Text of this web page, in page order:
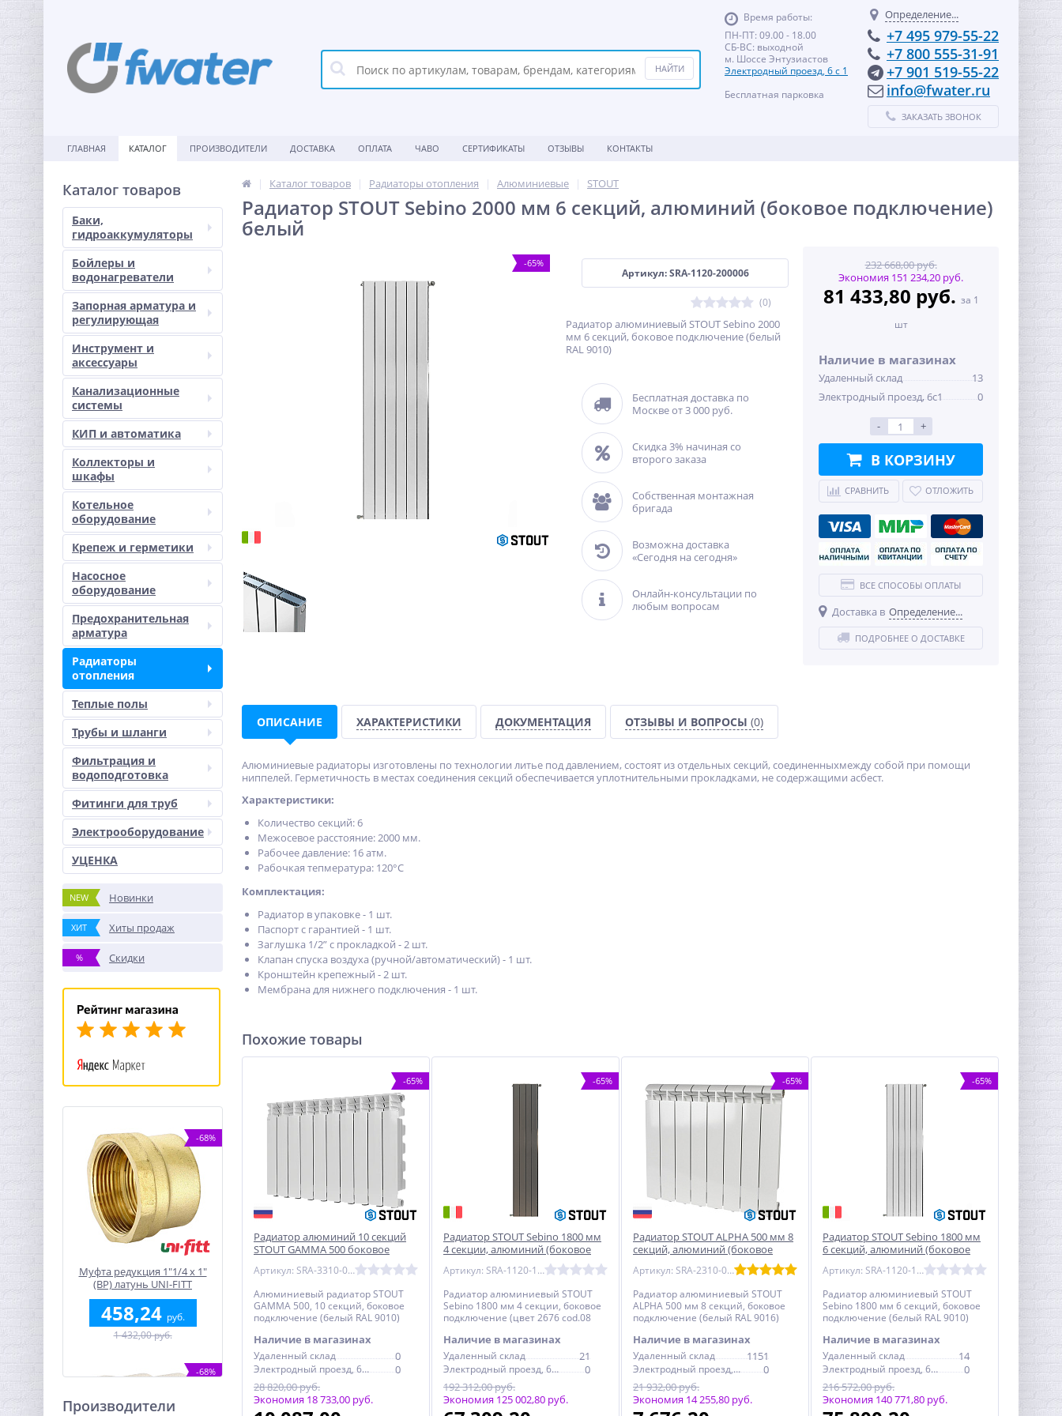
Время работы:
ПН-ПТ: 09.00 - 18.00
СБ-ВС: выходной
м. Шоссе Энтузиастов
Электродный проезд, 6 с 1
Бесплатная парковка
Определение...
+7 495 979-55-22
+7 800 555-31-91
+7 901 519-55-22
info@fwater.ru
ЗАКАЗАТЬ ЗВОНОК
ГЛАВНАЯ КАТАЛОГ ПРОИЗВОДИТЕЛИ ДОСТАВКА ОПЛАТА ЧАВО СЕРТИФИКАТЫ ОТЗЫВЫ КОНТАКТЫ
Каталог товаров
Баки,
гидроаккумуляторы
Бойлеры и
водонагреватели
Запорная арматура и
регулирующая
Инструмент и
аксессуары
Канализационные
системы
КИП и автоматика
Коллекторы и
шкафы
Котельное
оборудование
Крепеж и герметики
Насосное
оборудование
Предохранительная
арматура
Радиаторы
отопления
Теплые полы
Трубы и шланги
Фильтрация и
водоподготовка
Фитинги для труб
Электрооборудование
УЦЕНКА
NEW Новинки
ХИТ Хиты продаж
% Скидки
-68%
Муфта редукция 1"1/4 x 1"
(ВР) латунь UNI-FITT
458,24 руб.
1 432,00 руб.
-68%
Производители
Каталог товаров Радиаторы отопления Алюминиевые STOUT
Радиатор STOUT Sebino 2000 мм 6 секций, алюминий (боковое подключение)
белый
-65%
Артикул: SRA-1120-200006
(0)
Радиатор алюминиевый STOUT Sebino 2000
мм 6 секций, боковое подключение (белый
RAL 9010)
Бесплатная доставка по
Москве от 3 000 руб.
Скидка 3% начиная со
второго заказа
Собственная монтажная
бригада
Возможна доставка
«Сегодня на сегодня»
Онлайн-консультации по
любым вопросам
232 668,00 руб.
Экономия 151 234,20 руб.
81 433,80 руб. за 1
шт
Наличие в магазинах
Удаленный склад
13
Электродный проезд, 6с1
0
- +
В КОРЗИНУ
СРАВНИТЬ ОТЛОЖИТЬ
ВСЕ СПОСОБЫ ОПЛАТЫ
Доставка в Определение...
ПОДРОБНЕЕ О ДОСТАВКЕ
ОПИСАНИЕ ХАРАКТЕРИСТИКИ ДОКУМЕНТАЦИЯ ОТЗЫВЫ И ВОПРОСЫ (0)
Алюминиевые радиаторы изготовлены по технологии литье под давлением, состоят из отдельных секций, соединенныхмежду собой при помощи
ниппелей. Герметичность в местах соединения секций обеспечивается уплотнительными прокладками, не содержащими асбест.
Характеристики:
Количество секций: 6
Межосевое расстояние: 2000 мм.
Рабочее давление: 16 атм.
Рабочкая тепмература: 120°С
Комплектация:
Радиатор в упаковке - 1 шт.
Паспорт с гарантией - 1 шт.
Заглушка 1/2” с прокладкой - 2 шт.
Клапан спуска воздуха (ручной/автоматический) - 1 шт.
Кронштейн крепежный - 2 шт.
Мембрана для нижнего подключения - 1 шт.
Похожие товары
-65%
Радиатор алюминий 10 секций
STOUT GAMMA 500 боковое
подключение (белый RAL 9010)
Артикул: SRA-3310-050010
Алюминиевый радиатор STOUT
GAMMA 500, 10 секций, боковое
подключение (белый RAL 9010)
Наличие в магазинах
Удаленный склад 0
Электродный проезд, 6с1
0
28 820,00 руб.
Экономия 18 733,00 руб.
-65%
Радиатор STOUT Sebino 1800 мм
4 секции, алюминий (боковое
Артикул: SRA-1120-18000804
Радиатор алюминиевый STOUT
Sebino 1800 мм 4 секции, боковое
подключение (цвет 2676 cod.08
Наличие в магазинах
Удаленный склад 21
Электродный проезд, 6с1
0
192 312,00 руб.
Экономия 125 002,80 руб.
-65%
Радиатор STOUT ALPHA 500 мм 8
секций, алюминий (боковое
подключение) на 14 кв.м.
Артикул: SRA-2310-050008
Радиатор алюминиевый STOUT
ALPHA 500 мм 8 секций, боковое
подключение (белый RAL 9016)
Наличие в магазинах
Удаленный склад 1151
Электродный проезд, 6с1
0
21 932,00 руб.
Экономия 14 255,80 руб.
-65%
Радиатор STOUT Sebino 1800 мм
6 секций, алюминий (боковое
Артикул: SRA-1120-180006
Радиатор алюминиевый STOUT
Sebino 1800 мм 6 секций, боковое
подключение (белый RAL 9010)
Наличие в магазинах
Удаленный склад 14
Электродный проезд, 6с1
0
216 572,00 руб.
Экономия 140 771,80 руб.